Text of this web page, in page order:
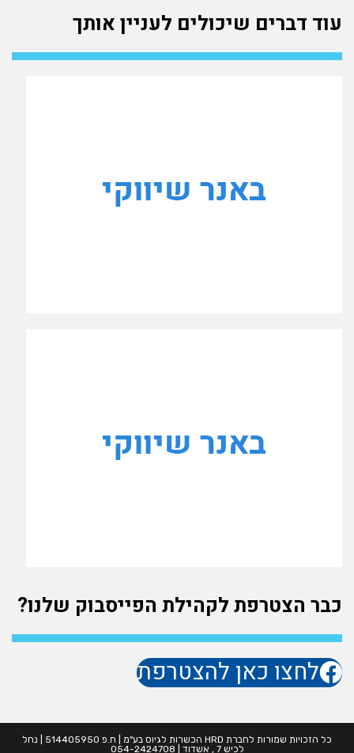
עוד דברים שיכולים לעניין אותך
כבר הצטרפת לקהילת הפייסבוק שלנו?
לחצו כאן להצטרפת
כל הזכויות שמורות לחברת HRD הכשרות לגיוס בע"מ | ח.פ 514405950 | נחל
לכיש 7 , אשדוד | 054-2424708